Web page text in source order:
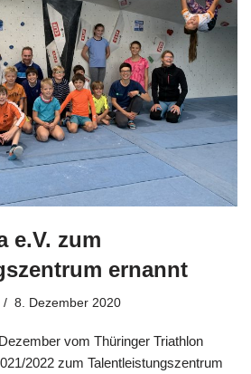
e.V. zum
ernannt
8. Dezember 2020
vom Thüringer Triathlon
2022 zum Talentleistungszentrum